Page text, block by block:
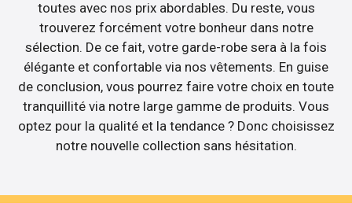
toutes avec nos prix abordables. Du reste, vous
trouverez forcément votre bonheur dans notre
sélection. De ce fait, votre garde-robe sera à la fois
élégante et confortable via nos vêtements. En guise
de conclusion, vous pourrez faire votre choix en toute
tranquillité via notre large gamme de produits. Vous
optez pour la qualité et la tendance ? Donc choisissez
notre nouvelle collection sans hésitation.